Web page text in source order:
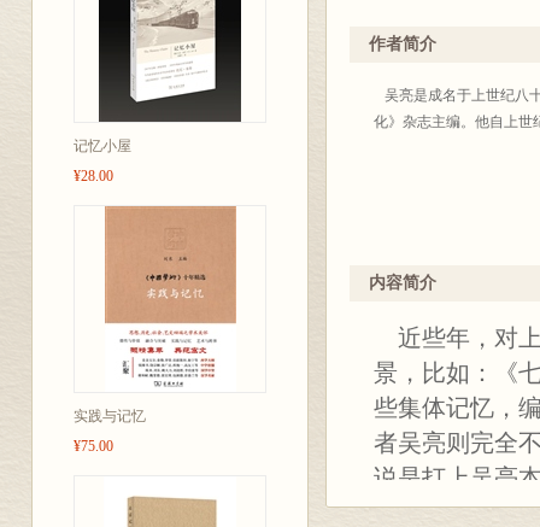
记忆小屋
¥28.00
实践与记忆
¥75.00
作者简介
吴亮是成名于上世纪八
化》杂志主编。他自上世
内容简介
近些年，对
景，比如：《
些集体记忆，
者吴亮则完全
说是打上吴亮
片。也恰恰是